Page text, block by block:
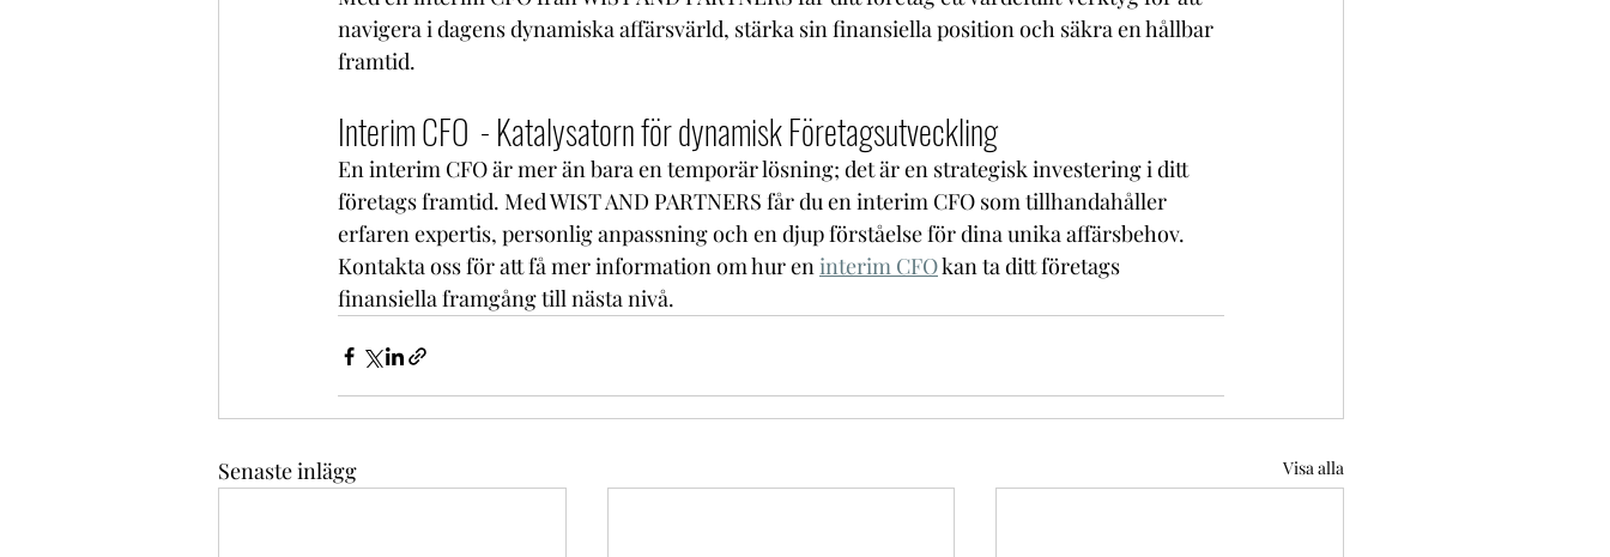
navigera i dagens dynamiska affärsvärld, stärka sin finansiella position och säkra en hållbar
framtid.
Interim CFO  - Katalysatorn för dynamisk Företagsutveckling
En interim CFO är mer än bara en temporär lösning; det är en strategisk investering i ditt
företags framtid. Med WIST AND PARTNERS får du en interim CFO som tillhandahåller
erfaren expertis, personlig anpassning och en djup förståelse för dina unika affärsbehov.
Kontakta oss för att få mer information om hur en interim CFO kan ta ditt företags
finansiella framgång till nästa nivå.
Senaste inlägg Visa alla